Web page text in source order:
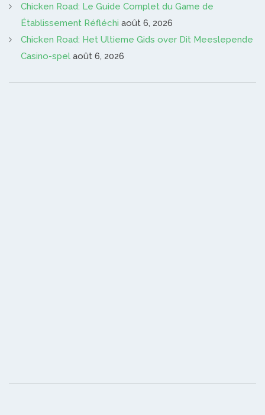
Chicken Road: Le Guide Complet du Game de
Établissement Réfléchi août 6, 2026
Chicken Road: Het Ultieme Gids over Dit Meeslepende
Casino-spel août 6, 2026